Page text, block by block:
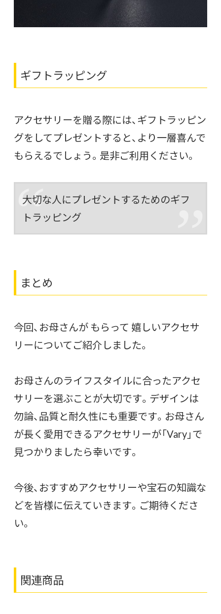
ギフトラッピング
アクセサリーを贈る際には、ギフトラッピン
グをしてプレゼントすると、より一層喜んで
もらえるでしょう。是非ご利用ください。
大切な人にプレゼントするためのギフ
トラッピング
まとめ
今回、お母さんが もらって 嬉しいアクセサ
リーについてご紹介しました。
お母さんのライフスタイルに合ったアクセ
サリーを選ぶことが大切です。デザインは
勿論、品質と耐久性にも重要です。お母さん
が長く愛用できるアクセサリーが「Vary」で
見つかりましたら幸いです。
今後、おすすめアクセサリーや宝石の知識な
どを皆様に伝えていきます。ご期待くださ
い。
関連商品